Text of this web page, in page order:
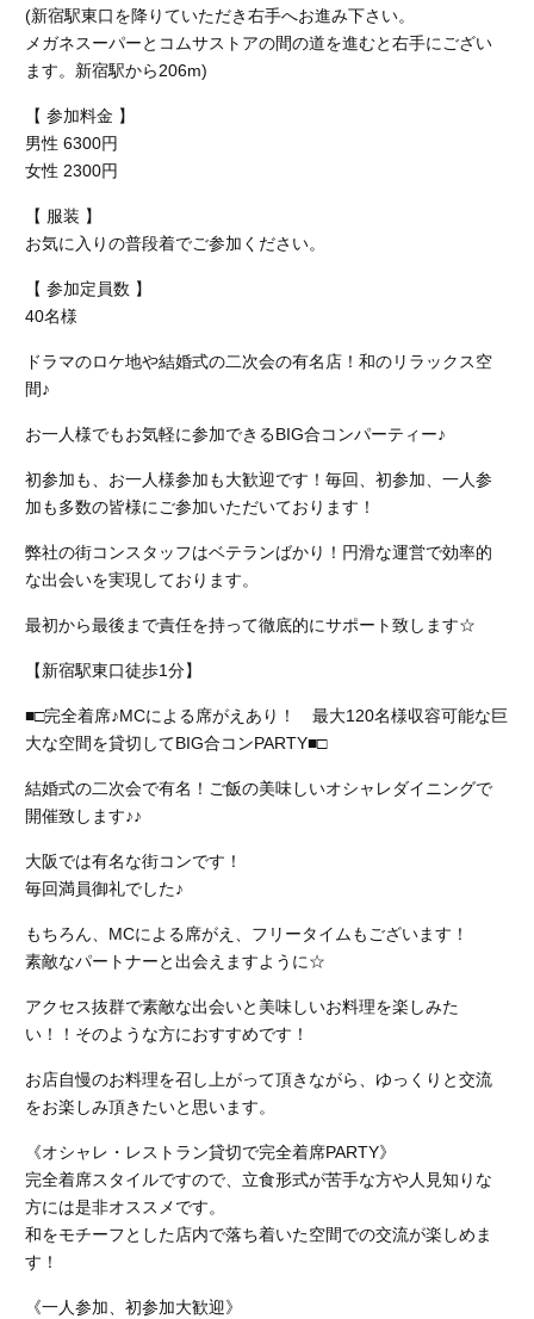
(新宿駅東口を降りていただき右手へお進み下さい。
メガネスーパーとコムサストアの間の道を進むと右手にござい
ます。新宿駅から206m)
【 参加料金 】
男性 6300円
女性 2300円
【 服装 】
お気に入りの普段着でご参加ください。
【 参加定員数 】
40名様
ドラマのロケ地や結婚式の二次会の有名店！和のリラックス空
間♪
お一人様でもお気軽に参加できるBIG合コンパーティー♪
初参加も、お一人様参加も大歓迎です！毎回、初参加、一人参
加も多数の皆様にご参加いただいております！
弊社の街コンスタッフはベテランばかり！円滑な運営で効率的
な出会いを実現しております。
最初から最後まで責任を持って徹底的にサポート致します☆
【新宿駅東口徒歩1分】
■□完全着席♪MCによる席がえあり！ 最大120名様収容可能な巨
大な空間を貸切してBIG合コンPARTY■□
結婚式の二次会で有名！ご飯の美味しいオシャレダイニングで
開催致します♪♪
大阪では有名な街コンです！
毎回満員御礼でした♪
もちろん、MCによる席がえ、フリータイムもございます！
素敵なパートナーと出会えますように☆
アクセス抜群で素敵な出会いと美味しいお料理を楽しみた
い！！そのような方におすすめです！
お店自慢のお料理を召し上がって頂きながら、ゆっくりと交流
をお楽しみ頂きたいと思います。
《オシャレ・レストラン貸切で完全着席PARTY》
完全着席スタイルですので、立食形式が苦手な方や人見知りな
方には是非オススメです。
和をモチーフとした店内で落ち着いた空間での交流が楽しめま
す！
《一人参加、初参加大歓迎》